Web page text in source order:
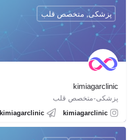
kimiagarclinic
پزشکی-متخصص قلب
kimiagarclinic
kimiagarclinic
پزشکی, متخصص قلب